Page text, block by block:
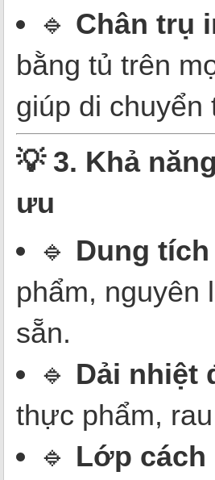
🔹 Chân trụ
bằng tủ trên
giúp di chuyển
💡 3. Khả
ưu
🔹 Dung
phẩm, nguyên
sẵn.
🔹 Dải nhiệt
thực phẩm,
🔹 Lớp cách